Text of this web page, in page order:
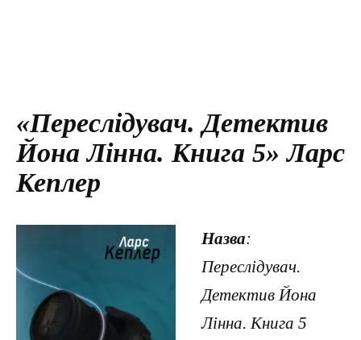
«Переслідувач. Детектив
Йона Лінна. Книга 5» Ларс
Кеплер
Назва:
Переслідувач.
Детектив Йона
Лінна. Книга 5